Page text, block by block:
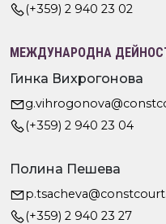
(+359) 2 940 23 02
МЕЖДУНАРОДНА
Гинка Вихрогонова
(+359) 2 940 23 04
Полина Пешева
(+359) 2 940 23 27